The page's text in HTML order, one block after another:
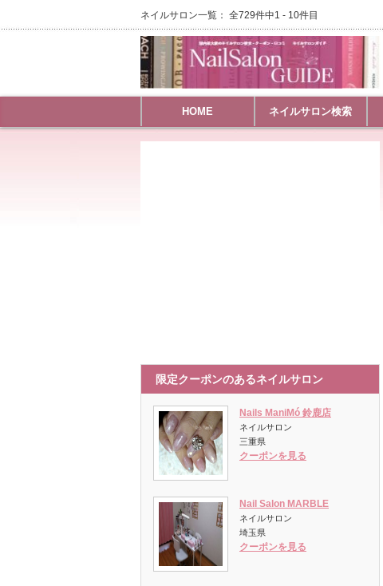
ネイルサロン一覧： 全729件中1 - 10件目
HOME ネイルサロン検索
限定クーポンのあるネイルサロン
Nails ManiMó 鈴鹿店
ネイルサロン
三重県
クーポンを見る
Nail Salon MARBLE
ネイルサロン
埼玉県
クーポンを見る